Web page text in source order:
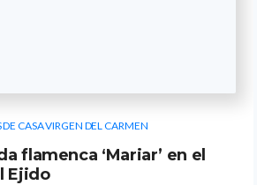
CASA VIRGEN DEL CARMEN
flamenca ‘Mariar’ en el
Ejido